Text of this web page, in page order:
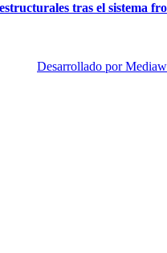
tras el sistema
Desarrollado por